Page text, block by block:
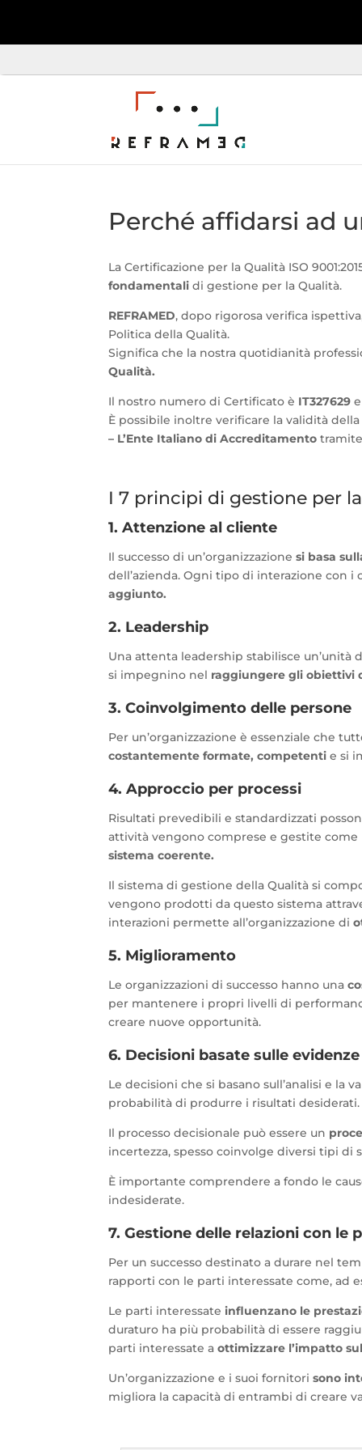
Perché affidarsi ad
La Certificazione per la Qualità ISO
fondamentali di gestione per la Qualità.
REFRAMED, dopo rigorosa verifica
Politica della Qualità.
Significa che la nostra quotidianità
Qualità.
Il nostro numero di Certificato è IT327629
È possibile inoltre verificare la validità
– L’Ente Italiano di Accreditamento
I 7 principi di gestione per
1. Attenzione al cliente
Il successo di un’organizzazionesi basa
dell’azienda. Ogni tipo di interazione con
aggiunto.
2. Leadership
Una attenta leadership stabilisce
si impegnino nel raggiungere gli obiettivi
3. Coinvolgimento delle persone
Per un’organizzazione è essenziale che
costantemente formate, competenti e si
4. Approccio per processi
Risultati prevedibili e standardizzati
attività vengono comprese e gestite come
sistema coerente.
Il sistema di gestione della Qualità si
vengono prodotti da questo sistema
interazioni permette all’organizzazione di
5. Miglioramento
Le organizzazioni di successo hanno una
per mantenere i propri livelli di
creare nuove opportunità.
6. Decisioni basate sulle evidenze
Le decisioni che si basano sull’analisi e
probabilità di produrre i risultati desiderati.
Il processo decisionale può essere un
incertezza, spesso coinvolge diversi tipi
È importante comprendere a fondo le
indesiderate.
7. Gestione delle relazioni con le
Per un successo destinato a durare nel
rapporti con le parti interessate come, ad
Le parti interessateinfluenzano le
duraturo ha più probabilità di essere
parti interessate aottimizzare l’impatto
Un’organizzazione e i suoi fornitorisono
migliora la capacità di entrambi di creare